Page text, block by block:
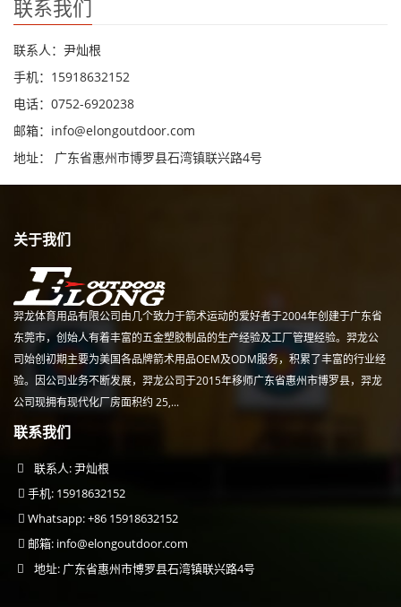
联系我们
联系人：尹灿根
手机：15918632152
电话：0752-6920238
邮箱： info@elongoutdoor.com
地址： 广东省惠州市博罗县石湾镇联兴路4号
关于我们
羿龙体育用品有限公司由几个致力于箭术运动的爱好者于2004年创建于广东省
东莞市，创始人有着丰富的五金塑胶制品的生产经验及工厂管理经验。羿龙公
司始创初期主要为美国各品牌箭术用品OEM及ODM服务，积累了丰富的行业经
验。因公司业务不断发展，羿龙公司于2015年移师广东省惠州市博罗县，羿龙
公司现拥有现代化厂房面积约 25,...
联系我们
联系人: 尹灿根
手机: 15918632152
Whatsapp: +86 15918632152
邮箱: info@elongoutdoor.com
地址: 广东省惠州市博罗县石湾镇联兴路4号